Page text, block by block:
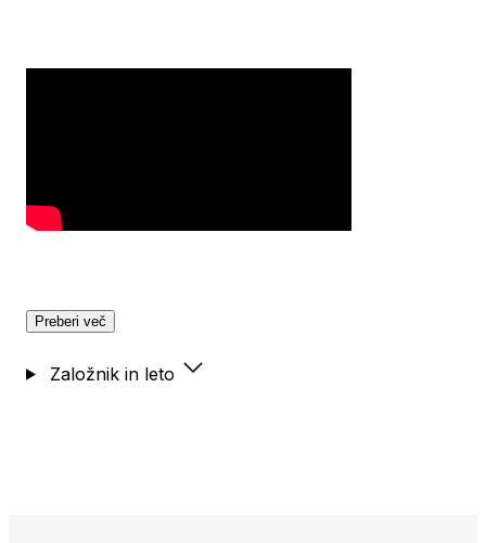
Preberi več
Založnik in leto